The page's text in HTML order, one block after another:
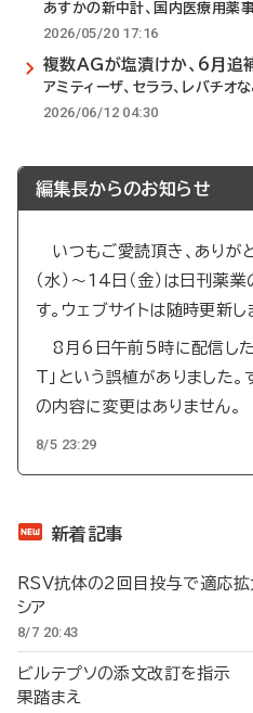
あすかの新中計、国内医療用薬
2026/05/20 17:16
複数AGが塩漬けか、6月追
アミティーザ、セララ、レバチオ
2026/06/12 04:30
編集長からのお知らせ
いつもご愛読頂き、ありが
（水）～14日（金）は日刊薬
す。ウェブサイトは随時更新し
8月6日午前5時に配信した
T」という誤植がありました
の内容に変更はありません。
8/5 23:29
新着記事
RSV抗体の2回目投与で適応
シア
8/7 20:43
ビルテプソの添文改訂を指
果踏まえ